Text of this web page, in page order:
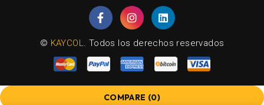
© KAYCOL. Todos los derechos reservados
COMPARE (0)